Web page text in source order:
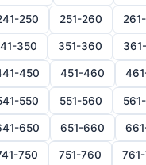
250 251-260
350 351-360
450 451-460
550 551-560
650 651-660
750 751-760